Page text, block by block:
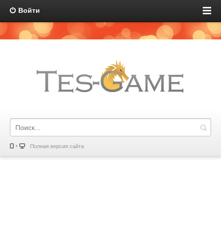
Войти
Полная версия сайта